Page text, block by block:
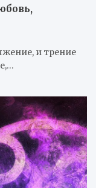
и трение